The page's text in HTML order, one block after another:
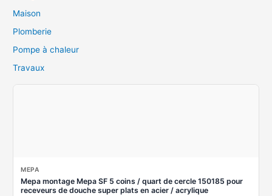
Maison
Plomberie
Pompe à chaleur
Travaux
MEPA
Mepa montage Mepa SF 5 coins / quart de cercle 150185 pour
receveurs de douche super plats en acier / acrylique